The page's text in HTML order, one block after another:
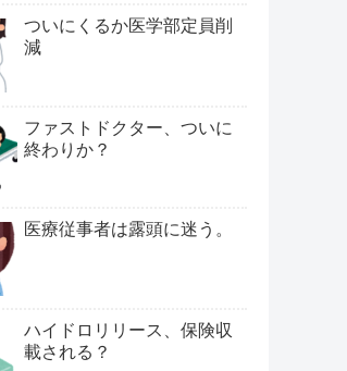
ついにくるか医学部定員削
減
ファストドクター、ついに
終わりか？
医療従事者は露頭に迷う。
ハイドロリリース、保険収
載される？